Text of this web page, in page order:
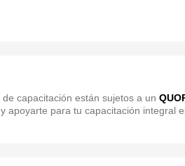
capacitación están sujetos a un
apoyarte para tu capacitación integral